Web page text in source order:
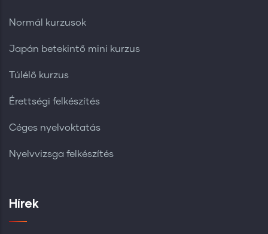
Normál kurzusok
Japán betekintő mini kurzus
Túlélő kurzus
Érettségi felkészítés
Céges nyelvoktatás
Nyelvvizsga felkészítés
Hírek